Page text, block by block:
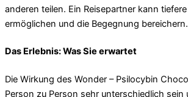
anderen teilen. Ein Reisepartner kann
ermöglichen und die Begegnung bereichern.
Das Erlebnis: Was Sie erwartet
Die Wirkung des Wonder – Psilocybin
Person zu Person sehr unterschiedlich sein